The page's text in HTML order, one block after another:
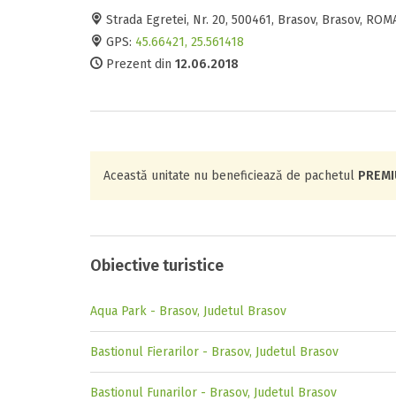
Strada Egretei, Nr. 20, 500461, Brasov, Brasov,
GPS: 45.66421, 25.561418
Prezent din 12.06.2018
Această unitate nu beneficiează de pachetul
Obiective turistice
Aqua Park - Brasov, Judetul Brasov
Bastionul Fierarilor - Brasov, Judetul Brasov
Bastionul Funarilor - Brasov, Judetul Brasov